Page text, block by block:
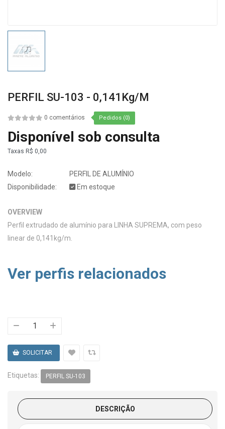
PERFIL SU-103 - 0,141Kg/m
0 comentários Pedidos (0)
Disponível sob consulta
Taxas R$ 0,00
Modelo:
PERFIL DE ALUMÍNIO
Disponibilidade:
Em estoque
OVERVIEW
Perfil extrudado de alumínio para LINHA SUPREMA, com peso
linear de 0,141kg/m.
Ver perfis relacionados
Etiquetas: PERFIL SU-103
DESCRIÇÃO